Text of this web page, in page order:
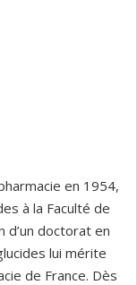
en 1954,
à la Faculté de
d’un doctorat en
lui mérite
de France. Dès